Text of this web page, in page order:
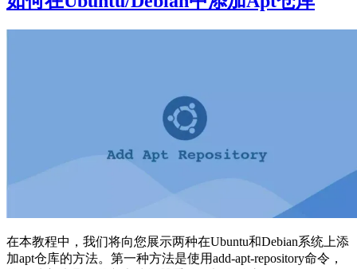
在本教程中，我们将向您展示两种在Ubuntu和Debian系统上添
加apt仓库的方法。第一种方法是使用add-apt-repository命令，